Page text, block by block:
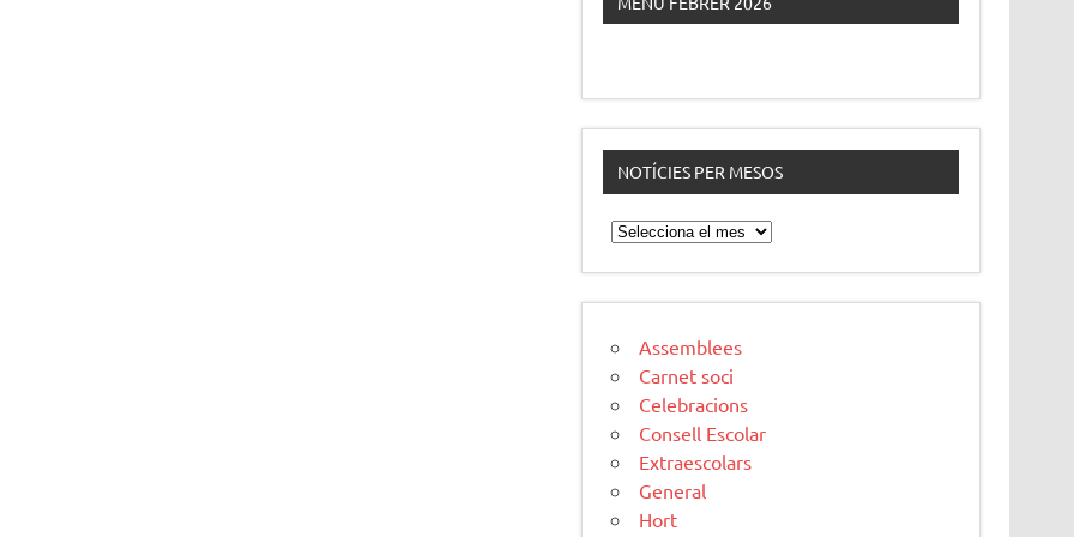
NOTÍCIES PER MESOS
Notícies
per
mesos
Assemblees
Carnet soci
Celebracions
Consell Escolar
Extraescolars
General
Hort